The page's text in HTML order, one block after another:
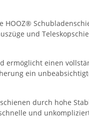
und
einen
ein
durch hohe
und